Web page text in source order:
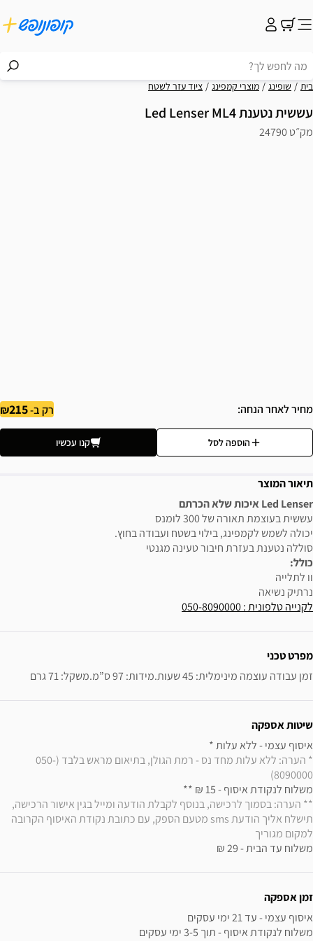
בית שופינג מוצרי קמפינג ציוד עזר לשטח
עששית נטענת Led Lenser ML4
מק״ט 24790
מחיר לאחר הנחה רק ב-215
הוספה לסל קנו עכשיו
תיאור המוצר
Led Lenser איכות שלא הכרתם
עששית בעוצמת תאורה של 300 לומנס
יכולה לשמש לקמפינג, בילוי בשטח ועבודה בחוץ.
סוללה נטענת בעזרת חיבור טעינה מגנטי
כולל:
וו לתלייה
נרתיק נשיאה
לקנייה טלפונית : 050-8090000
מפרט טכני
זמן עבודה עוצמה מינימלית: 45 שעות.מידות: 97 ס”מ.משקל: 71 גרם
שיטות אספקה
איסוף עצמי - ללא עלות *
* הערה: ללא עלות מחד נס - רמת הגולן, בתיאום מראש בלבד (050-
8090000)
משלוח לנקודת איסוף - 15 ₪ **
למקום מגוריך
משלוח עד הבית - 29 ₪
זמן אספקה